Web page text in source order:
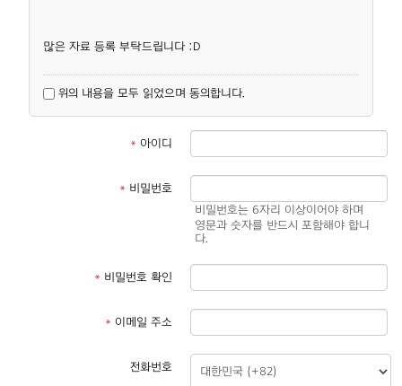
많은 자료 등록 부탁드립니다 :D
위의 내용을 모두 읽었으며 동의합니다.
* 아이디
* 비밀번호
비밀번호는 6자리 이상이어야 하며
영문과 숫자를 반드시 포함해야 합니
다.
* 비밀번호 확인
* 이메일 주소
전화번호